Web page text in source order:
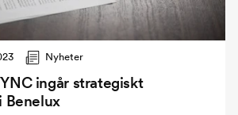
Nyheter
ingår strategiskt
Benelux